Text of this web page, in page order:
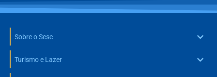
Sobre o Sesc
Turismo e Lazer